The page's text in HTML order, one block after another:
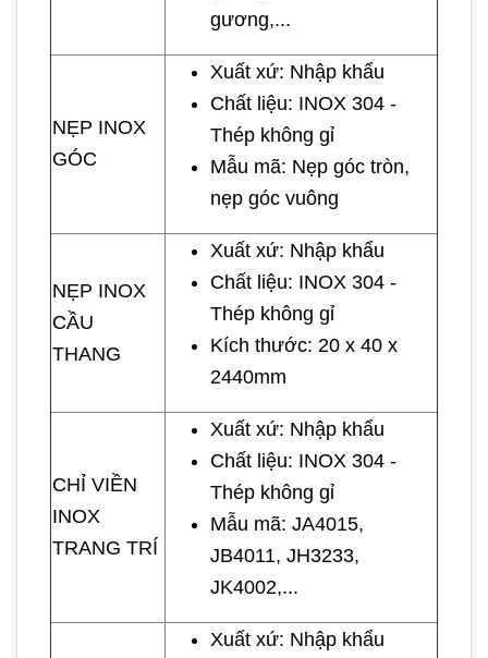
gương,...
NẸP INOX
GÓC
Xuất xứ: Nhập khẩu
Chất liệu: INOX 304 -
Thép không gỉ
Mẫu mã: Nẹp góc tròn,
nẹp góc vuông
NẸP INOX
CẦU
THANG
Xuất xứ: Nhập khẩu
Chất liệu: INOX 304 -
Thép không gỉ
Kích thước: 20 x 40 x
2440mm
CHỈ VIỀN
INOX
TRANG TRÍ
Xuất xứ: Nhập khẩu
Chất liệu: INOX 304 -
Thép không gỉ
Mẫu mã: JA4015,
JB4011, JH3233,
JK4002,...
Xuất xứ: Nhập khẩu